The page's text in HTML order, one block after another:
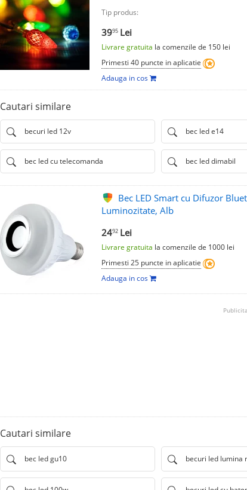
Tip produs:
3995 Lei
Livrare gratuita la comenzile de 150 lei
Primesti 40 puncte in aplicatie
Adauga in cos
Cautari similare
becuri led 12v bec led e14
bec led cu telecomanda bec led dimabil
Bec LED Smart cu Difuzor
Luminozitate, Alb
2492 Lei
Livrare gratuita la comenzile de 1000 lei
Primesti 25 puncte in aplicatie
Adauga in cos
Cautari similare
bec led gu10 becuri led lumina